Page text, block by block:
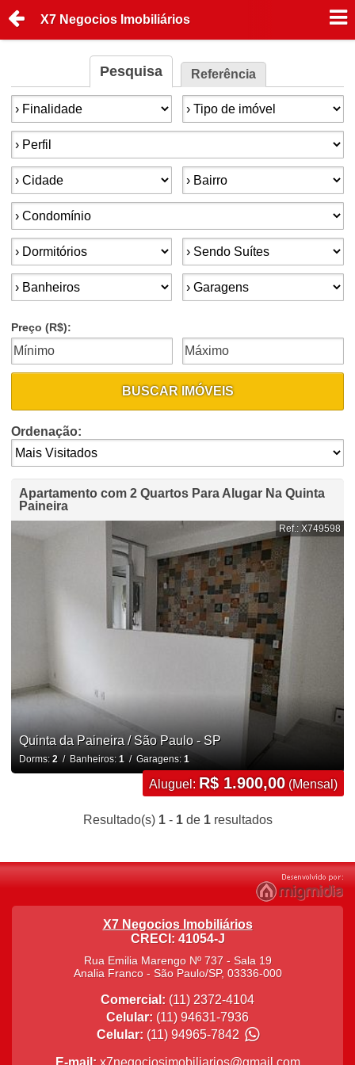
X7 Negocios Imobiliários
Pesquisa Referência
Finalidade: Tipo de imóvel:
Perfil:
Cidade: Bairro:
Condomínios:
Dormitórios: Suítes:
Banheiros: Garagens:
Preço (R$):
BUSCAR IMÓVEIS
Ordenação:
Apartamento com 2 Quartos Para Alugar Na Quinta
Paineira
Ref.: X749598
Quinta da Paineira / São Paulo - SP
Dorms: 2/ Banheiros: 1/ Garagens: 1
Aluguel: R$ 1.900,00 (Mensal)
Resultado(s) 1- 1de 1resultados
X7 Negocios Imobiliários
CRECI: 41054-J
Rua Emilia Marengo Nº 737 - Sala 19
Analia Franco- São Paulo/SP, 03336-000
Comercial: (11) 2372-4104
Celular: (11) 94631-7936
Celular: (11) 94965-7842
E-mail: x7negociosimobiliarios@gmail.com